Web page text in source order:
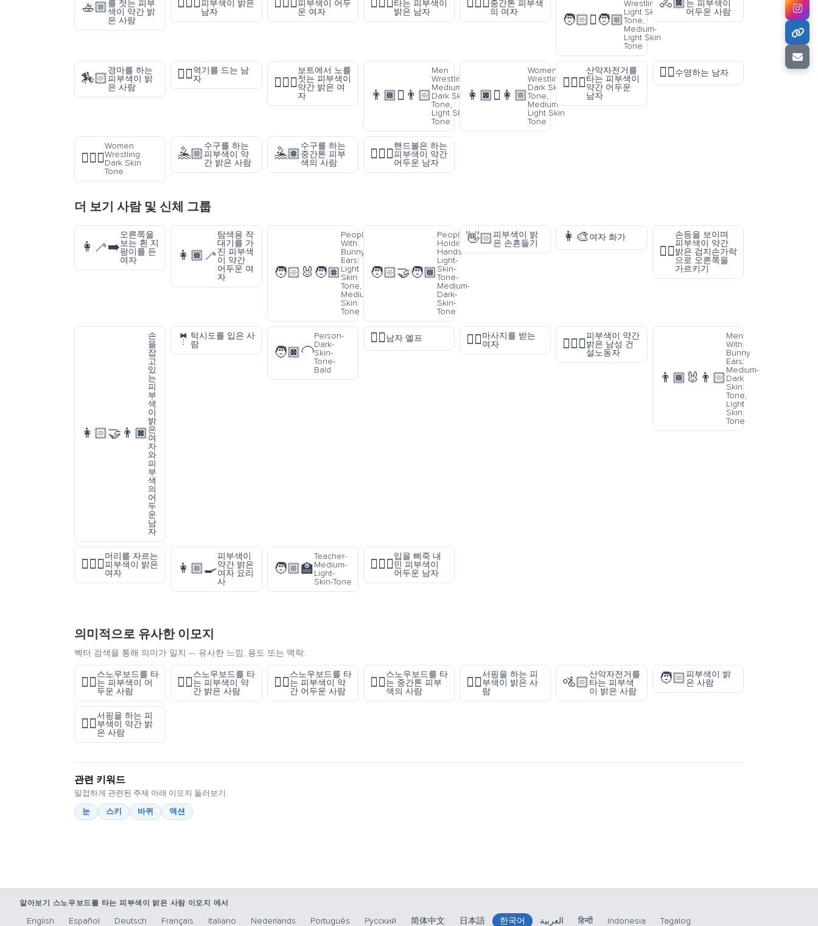
🚣🏼를 젓는 피부
색이 약간 밝
은 사람
🤸🏻‍♂️피부색이 밝은
남자
🤹🏿‍♀️피부색이 어두
운 여자
🚵🏻‍♂️타는 피부색이
밝은 남자
🏌🏽‍♀️중간톤 피부색
의 여자
🧑🏻‍🫯‍🧑🏼
Wrestling:
Light Skin
Tone,
Medium-
Light Skin
Tone
🚴🏿는 피부색이
어두운 사람
🏇🏻
경마를 하는
피부색이 밝
은 사람
🏋️‍♂️역기를 드는 남
자
🚣🏼‍♀️
보트에서 노를
젓는 피부색이
약간 밝은 여
자
👨🏾‍🫯‍👨🏻
Men
Wrestling:
Medium-
Dark Skin
Tone,
Light Skin
Tone
👩🏿‍🫯‍👩🏼
Women
Wrestling:
Dark Skin
Tone,
Medium-
Light Skin
Tone
🚵🏾‍♂️
산악자전거를
타는 피부색이
약간 어두운
남자
🏊‍♂️수영하는 남자
🤼🏿‍♀️
Women
Wrestling:
Dark Skin
Tone
🤽🏼
수구를 하는
피부색이 약
간 밝은 사람
🤽🏽
수구를 하는
중간톤 피부
색의 사람
🤾🏾‍♂️
핸드볼은 하는
피부색이 약간
어두운 남자
더 보기 사람 및 신체 그룹
👩‍🦯‍➡️
오른쪽을
보는 흰 지
팡이를 든
여자
👩🏾‍🦯
탐색용 작
대기를 가
진 피부색
이 약간
어두운 여
자
🧑🏻‍🐰‍🧑🏽
People
With
Bunny
Ears:
Light
Skin
Tone,
Medium
Skin
Tone
🧑🏻‍🤝‍🧑🏾
People-
Holding-
Hands-
Light-
Skin-
Tone-
Medium-
Dark-
Skin-
Tone
👋🏻피부색이 밝
은 손흔들기
👩‍🎨여자 화가
👉🏼
손등을 보이며
피부색이 약간
밝은 검지손가락
으로 오른쪽을
가르키기
👩🏻‍🤝‍👨🏿
손
을
잡
고
있
는
피
부
색
이
밝
은
여
자
와
피
부
색
의
어
두
운
남
자
🤵 턱시도를 입은 사
람
🧑🏿‍🦲
Person-
Dark-
Skin-
Tone-
Bald
🧝‍♂️남자 엘프 💆‍♀️마사지를 받는
여자
👷🏼‍♂️
피부색이 약간
밝은 남성 건
설노동자
👨🏾‍🐰‍👨🏻
Men
With
Bunny
Ears:
Medium-
Dark
Skin
Tone,
Light
Skin
Tone
💇🏻‍♀️
머리를 자르는
피부색이 밝은
여자
👩🏼‍🍳
피부색이
약간 밝은
여자 요리
사
🧑🏼‍🏫
Teacher-
Medium-
Light-
Skin-Tone
🙎🏿‍♂️
입을 삐죽 내
민 피부색이
어두운 남자
의미적으로 유사한 이모지
벡터 검색을 통해 의미가 일치 — 유사한 느낌, 용도 또는 맥락.
🏂🏿
스노우보드를 타
는 피부색이 어
두운 사람
🏂🏼
스노우보드를 타
는 피부색이 약
간 밝은 사람
🏂🏾
스노우보드를 타
는 피부색이 약
간 어두운 사람
🏂🏽
스노우보드를 타
는 중간톤 피부
색의 사람
🏄🏻
서핑을 하는 피
부색이 밝은 사
람
🚵🏻
산악자전거를
타는 피부색
이 밝은 사람
🧑🏻피부색이 밝
은 사람
🏄🏼
서핑을 하는 피
부색이 약간 밝
은 사람
관련 키워드
밀접하게 관련된 주제 아래 이모지 둘러보기:
눈
스키 바퀴 액션
알아보기 스노우보드를 타는 피부색이 밝은 사람 이모지 에서
English Español Deutsch Français Italiano Nederlands Português Русский 简体中文 日本語 한국어 العربية हिन्दी Indonesia Tagalog